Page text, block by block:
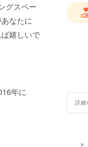
グスペー
なたに
嬉しいで
年に
詳細